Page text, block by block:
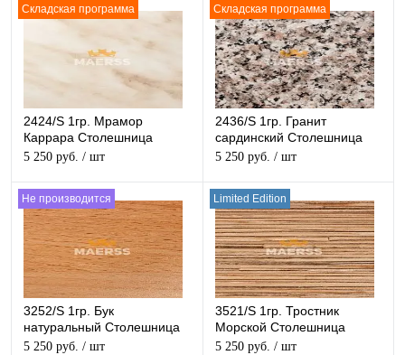
Складская программа
2424/S 1гр. Мрамор
Каррара Столешница
матовая
5 250 руб. / шт
Складская программа
2436/S 1гр. Гранит
сардинский Столешница
матовая
5 250 руб. / шт
Не производится
3252/S 1гр. Бук
натуральный Столешница
матовая
5 250 руб. / шт
Limited Edition
3521/S 1гр. Тростник
Морской Столешница
матовая
5 250 руб. / шт